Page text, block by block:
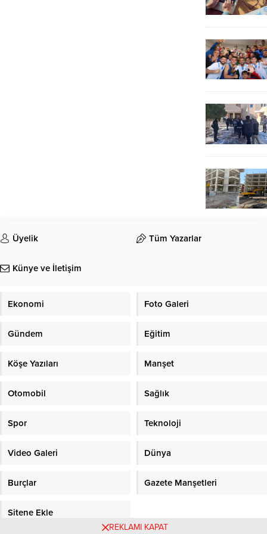
Üyelik Tüm Yazarlar
Künye ve İletişim
Ekonomi Foto Galeri
Gündem Eğitim
Köşe Yazıları Manşet
Otomobil Sağlık
Spor Teknoloji
Video Galeri Dünya
Burçlar Gazete Manşetleri
Sitene Ekle
REKLAMI KAPAT